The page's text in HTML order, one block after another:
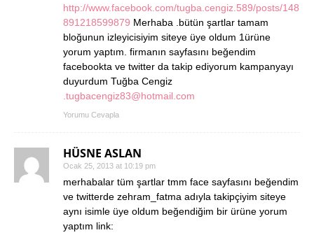
http://www.facebook.com/tugba.cengiz.589/posts/148
891218599879 Merhaba .bütün şartlar tamam
bloğunun izleyicisiyim siteye üye oldum 1ürüne
yorum yaptım. firmanın sayfasını beğendim
facebookta ve twitter da takip ediyorum kampanyayı
duyurdum Tuğba Cengiz
.tugbacengiz83@hotmail.com
Yorumu Cevapla
HÜSNE ASLAN
Ocak 25, 2013 at 10:19 pm
merhabalar tüm şartlar tmm face sayfasını beğendim
ve twitterde zehram_fatma adıyla takipçiyim siteye
aynı isimle üye oldum beğendiğim bir ürüne yorum
yaptım link: